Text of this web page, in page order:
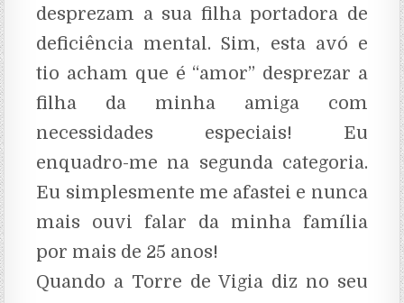
desprezam a sua filha portadora de
deficiência mental. Sim, esta avó e
tio acham que é “amor” desprezar a
filha da minha amiga com
necessidades especiais! Eu
enquadro-me na segunda categoria.
Eu simplesmente me afastei e nunca
mais ouvi falar da minha família
por mais de 25 anos!
Quando a Torre de Vigia diz no seu